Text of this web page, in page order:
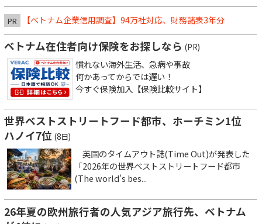
PR 【ベトナム企業信用調査】94万社対応、財務諸表3年分
ベトナム在住者向け保険をお探しなら (PR)
慣れない海外生活、急病や事故
何かあってからでは遅い！
今すぐ保険加入【保険比較サイト】
世界ベストストリートフード都市、ホーチミン1位
ハノイ7位 (8日)
英国のタイムアウト誌(Time Out)が発表した
「2026年の世界ベストストリートフード都市
(The world’s bes...
26年夏の欧州旅行者の人気アジア旅行先、ベトナム